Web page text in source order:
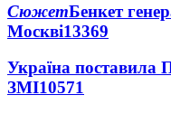
СюжетБенкет
Москві13369
Україна поставила
ЗМІ10571